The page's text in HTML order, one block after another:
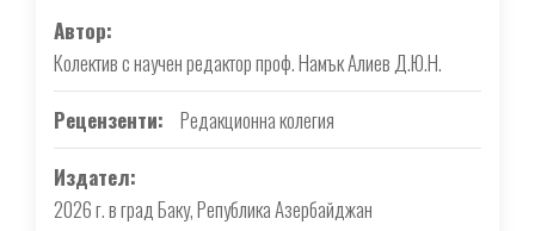
Автор
Колектив с научен редактор проф. Намък Алиев Д.Ю.Н.
Рецензенти
Редакционна колегия
Издател
2026 г. в град Баку, Република Азербайджан